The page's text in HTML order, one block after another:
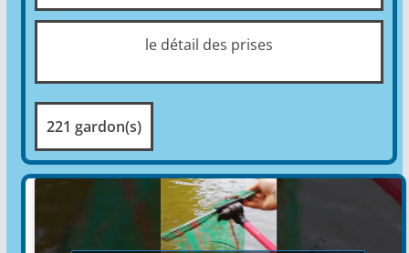
le détail des prises
221 gardon(s)